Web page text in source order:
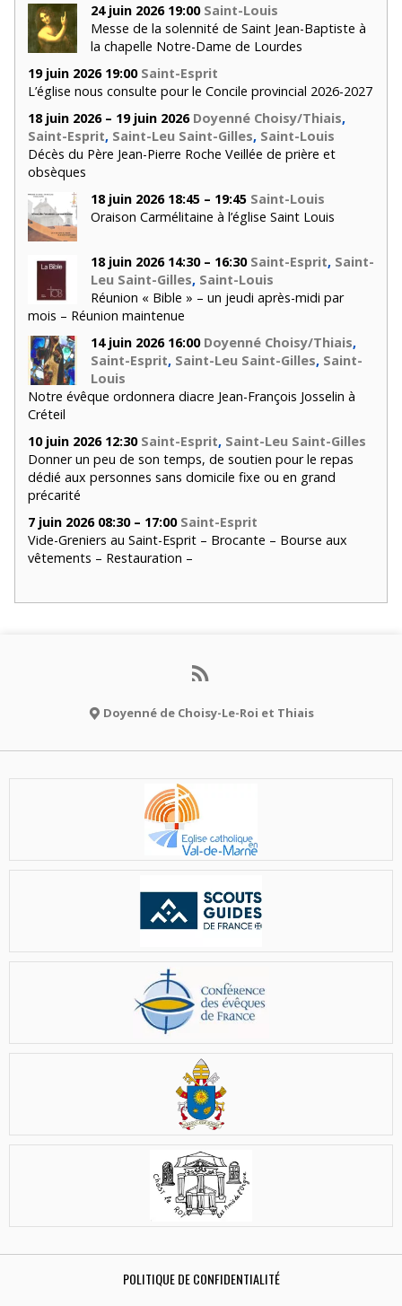
24 juin 2026 19:00 Saint-Louis
Messe de la solennité de Saint Jean-Baptiste à
la chapelle Notre-Dame de Lourdes
19 juin 2026 19:00 Saint-Esprit
L’église nous consulte pour le Concile provincial 2026-2027
18 juin 2026 – 19 juin 2026 Doyenné Choisy/Thiais,
Saint-Esprit, Saint-Leu Saint-Gilles, Saint-Louis
Décès du Père Jean-Pierre Roche Veillée de prière et
obsèques
18 juin 2026 18:45 – 19:45 Saint-Louis
Oraison Carmélitaine à l’église Saint Louis
18 juin 2026 14:30 – 16:30 Saint-Esprit, Saint-
Leu Saint-Gilles, Saint-Louis
Réunion « Bible » – un jeudi après-midi par
mois – Réunion maintenue
14 juin 2026 16:00 Doyenné Choisy/Thiais,
Saint-Esprit, Saint-Leu Saint-Gilles, Saint-
Louis
Notre évêque ordonnera diacre Jean-François Josselin à
Créteil
10 juin 2026 12:30 Saint-Esprit, Saint-Leu Saint-Gilles
Donner un peu de son temps, de soutien pour le repas
dédié aux personnes sans domicile fixe ou en grand
précarité
7 juin 2026 08:30 – 17:00 Saint-Esprit
Vide-Greniers au Saint-Esprit – Brocante – Bourse aux
vêtements – Restauration –
Doyenné de Choisy-Le-Roi et Thiais
POLITIQUE DE CONFIDENTIALITÉ